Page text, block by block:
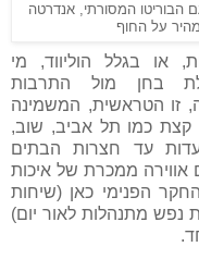
הבוריטו המסורתי, אנדרטה
על החוף
או בגלל הוליווד, מי
בחן מול התרבות
זו הטראשית, המשמינה
קצת כמו תל אביב, שוב,
עד חצרות הבתים
אווירה ממכרת של איכות
הפנימי כאן (שיחות
נפש מתנהלות לאור יום)